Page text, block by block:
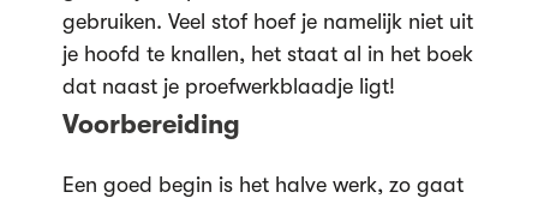
gebruiken. Veel stof hoef je namelijk niet uit
je hoofd te knallen, het staat al in het boek
dat naast je proefwerkblaadje ligt!
Voorbereiding
Een goed begin is het halve werk, zo gaat